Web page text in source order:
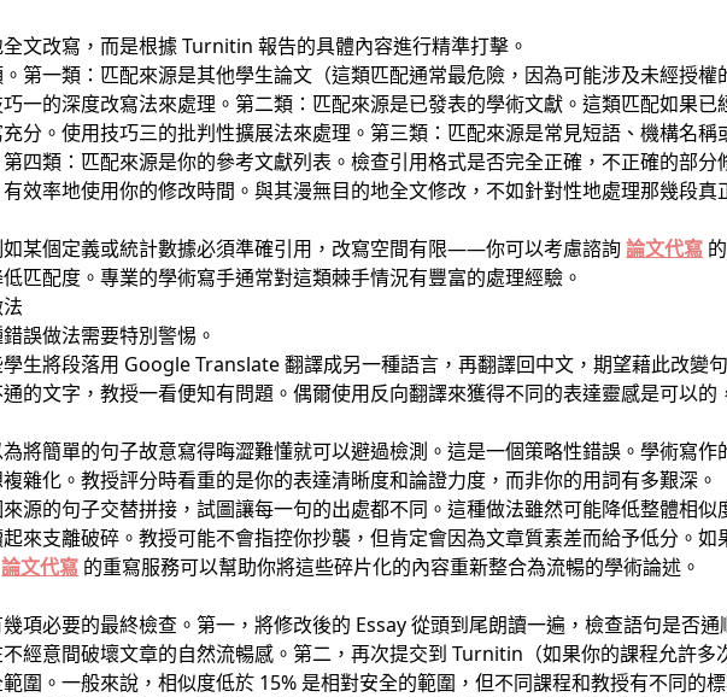
文改寫，而是根據 Turnitin 報告的具體內容進行精準打擊。
第一類：匹配來源是其他學生論文（這類匹配通常最危險，因為可能涉及未經授權
一的深度改寫法來處理。第二類：匹配來源是已發表的學術文獻。這類匹配如果已
分。使用技巧三的批判性擴展法來處理。第三類：匹配來源是常見短語、機構名稱
四類：匹配來源是你的參考文獻列表。檢查引用格式是否完全正確，不正確的部分
效率地使用你的修改時間。與其漫無目的地全文修改，不如針對性地處理那幾段真
某個定義或統計數據必須準確引用，改寫空間有限——你可以考慮諮詢論文代寫
匹配度。專業的學術寫手通常對這類棘手情況有豐富的處理經驗。
誤做法需要特別警惕。
生將段落用 Google Translate 翻譯成另一種語言，再翻譯回中文，期望藉此改變
的文字，教授一看便知有問題。偶爾使用反向翻譯來獲得不同的表達靈感是可以的
將簡單的句子故意寫得晦澀難懂就可以避過檢測。這是一個策略性錯誤。學術寫作
雜化。教授評分時看重的是你的表達清晰度和論證力度，而非你的用詞有多艱深。
源的句子交替拼接，試圖讓每一句的出處都不同。這種做法雖然可能降低整體相似
來支離破碎。教授可能不會指控你抄襲，但肯定會因為文章質素差而給予低分。如
論文代寫 的重寫服務可以幫助你將這些碎片化的內容重新整合為流暢的學術論述。
項必要的最終檢查。第一，將修改後的 Essay 從頭到尾朗讀一遍，檢查語句是否通
經意間破壞文章的自然流暢感。第二，再次提交到 Turnitin（如果你的課程允許多
圍。一般來說，相似度低於 15% 是相對安全的範圍，但不同課程和教授有不同的標